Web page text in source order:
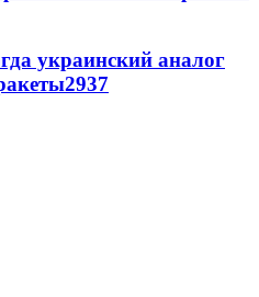
украинский аналог
2937